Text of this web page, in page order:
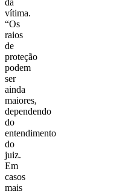
da
vítima.
“Os
raios
de
proteção
podem
ser
ainda
maiores,
dependendo
do
entendimento
do
juiz.
Em
casos
mais